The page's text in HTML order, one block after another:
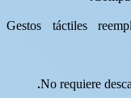
Gestos táctiles
No requiere